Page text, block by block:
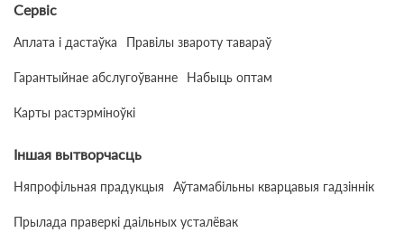
Сервіс
Аплата і дастаўка Правілы звароту тавараў
Гарантыйнае абслугоўванне Набыць оптам
Карты растэрміноўкі
Іншая вытворчасць
Няпрофільная прадукцыя Аўтамабільны кварцавыя гадзіннік
Прылада праверкі даільных усталёвак